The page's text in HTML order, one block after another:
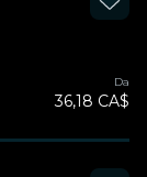
Da
36,18 CA$